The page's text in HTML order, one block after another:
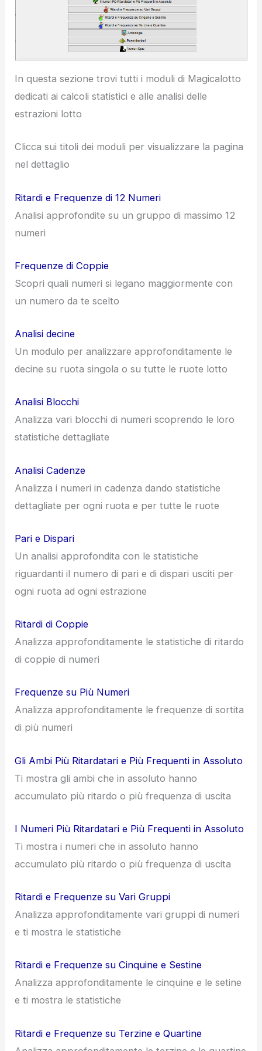
In questa sezione trovi tutti i moduli di Magicalotto
dedicati ai calcoli statistici e alle analisi delle
estrazioni lotto
Clicca sui titoli dei moduli per visualizzare la pagina
nel dettaglio
Ritardi e Frequenze di 12 Numeri
Analisi approfondite su un gruppo di massimo 12
numeri
Frequenze di Coppie
Scopri quali numeri si legano maggiormente con
un numero da te scelto
Analisi decine
Un modulo per analizzare approfonditamente le
decine su ruota singola o su tutte le ruote lotto
Analisi Blocchi
Analizza vari blocchi di numeri scoprendo le loro
statistiche dettagliate
Analisi Cadenze
Analizza i numeri in cadenza dando statistiche
dettagliate per ogni ruota e per tutte le ruote
Pari e Dispari
Un analisi approfondita con le statistiche
riguardanti il numero di pari e di dispari usciti per
ogni ruota ad ogni estrazione
Ritardi di Coppie
Analizza approfonditamente le statistiche di ritardo
di coppie di numeri
Frequenze su Più Numeri
Analizza approfonditamente le frequenze di sortita
di più numeri
Gli Ambi Più Ritardatari e Più Frequenti in Assoluto
Ti mostra gli ambi che in assoluto hanno
accumulato più ritardo o più frequenza di uscita
I Numeri Più Ritardatari e Più Frequenti in Assoluto
Ti mostra i numeri che in assoluto hanno
accumulato più ritardo o più frequenza di uscita
Ritardi e Frequenze su Vari Gruppi
Analizza approfonditamente vari gruppi di numeri
e ti mostra le statistiche
Ritardi e Frequenze su Cinquine e Sestine
Analizza approfonditamente le cinquine e le setine
e ti mostra le statistiche
Ritardi e Frequenze su Terzine e Quartine